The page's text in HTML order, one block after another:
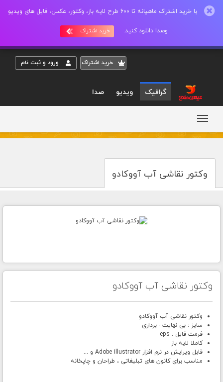
با خرید اشتراک ماهیانه تا 600 طرح لایه باز، وکتور، عکس، فایل های ویدیو
وصدا دانلود کنید. خرید اشتراک
خريد اشتراک ورود و ثبت نام
گرافیک ویدیو صدا
وکتور نقاشی آب آووکادو
وکتور نقاشی آب آووکادو
وکتور نقاشی آب آووکادو
سایز : بی نهایت - برداری
فرمت فایل : eps
کاملا لایه باز
قابل ویرایش در نرم افزار Adobe illustrator و ...
مناسب برای کانون های تبلیغاتی ، طراحان و چاپخانه